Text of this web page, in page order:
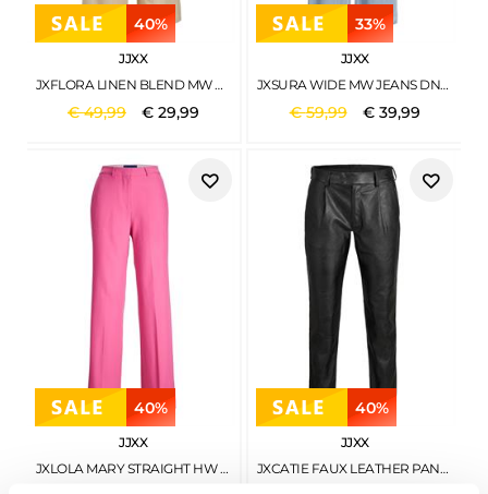
40%
JJXX
JXFLORA LINEN BLEND MW PANT WVN SN CEMENT
€49,99 € 29,99
33%
JJXX
JXSURA WIDE MW JEANS DNM LIGHT BLUE DENIM
€59,99 € 39,99
40%
JJXX
JXLOLA MARY STRAIGHT HW PANTS TLR NOOS CARMINE ROSE
40%
JJXX
JXCATIE FAUX LEATHER PANTS NOOS BLACK